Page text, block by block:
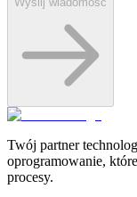
Twój partner
oprogramowanie,
procesy.